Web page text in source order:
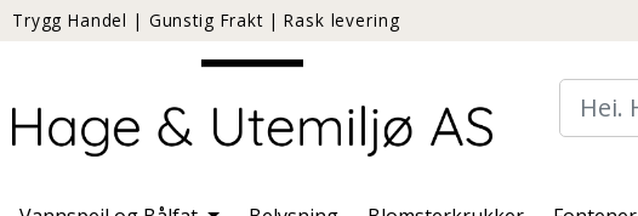
Trygg Handel | Gunstig Frakt|Rask levering